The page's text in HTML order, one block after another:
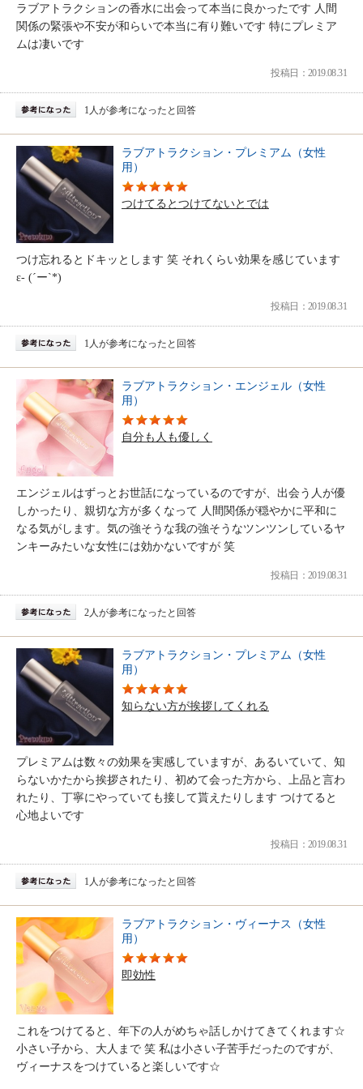
ラブアトラクションの香水に出会って本当に良かったです 人間
関係の緊張や不安が和らいで本当に有り難いです 特にプレミア
ムは凄いです
投稿日：2019.08.31
1人が参考になったと回答
ラブアトラクション・プレミアム（女性
用）
つけてるとつけてないとでは
つけ忘れるとドキッとします 笑 それくらい効果を感じています
ε- (´ー`*)
投稿日：2019.08.31
1人が参考になったと回答
ラブアトラクション・エンジェル（女性
用）
自分も人も優しく
エンジェルはずっとお世話になっているのですが、出会う人が優
しかったり、親切な方が多くなって 人間関係が穏やかに平和に
なる気がします。気の強そうな我の強そうなツンツンしているヤ
ンキーみたいな女性には効かないですが 笑
投稿日：2019.08.31
2人が参考になったと回答
ラブアトラクション・プレミアム（女性
用）
知らない方が挨拶してくれる
プレミアムは数々の効果を実感していますが、あるいていて、知
らないかたから挨拶されたり、初めて会った方から、上品と言わ
れたり、丁寧にやっていても接して貰えたりします つけてると
心地よいです
投稿日：2019.08.31
1人が参考になったと回答
ラブアトラクション・ヴィーナス（女性
用）
即効性
これをつけてると、年下の人がめちゃ話しかけてきてくれます☆
小さい子から、大人まで 笑 私は小さい子苦手だったのですが、
ヴィーナスをつけていると楽しいです☆